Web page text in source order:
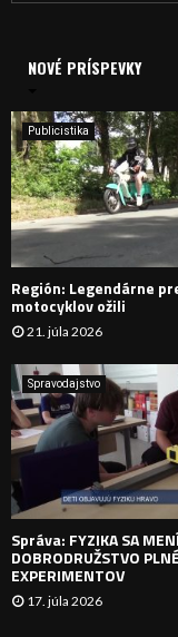
i
e
:
NOVÉ PRÍSPEVKY
Publicistika
Región: Legendárne
motocyklov ožili
21. júla 2026
Spravodajstvo
Správa: FYZIKA SA
DOBRODRUŽSTVO PLNÉ
EXPERIMENTOV
17. júla 2026